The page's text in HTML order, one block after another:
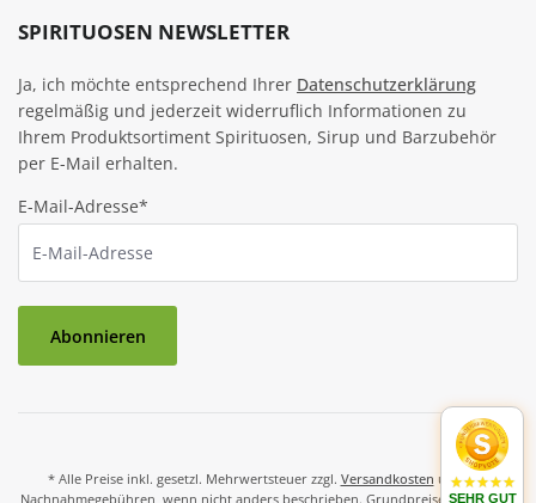
SPIRITUOSEN NEWSLETTER
Ja, ich möchte entsprechend Ihrer Datenschutzerklärung
regelmäßig und jederzeit widerruflich Informationen zu
Ihrem Produktsortiment Spirituosen, Sirup und Barzubehör
per E-Mail erhalten.
E-Mail-Adresse*
Abonnieren
* Alle Preise inkl. gesetzl. Mehrwertsteuer zzgl. Versandkosten und ggf.
Nachnahmegebühren, wenn nicht anders beschrieben. Grundpreise und Preise
SEHR GUT